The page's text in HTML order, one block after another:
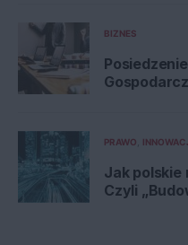
BIZNES
PRAWO
Jak polskie
Czyli